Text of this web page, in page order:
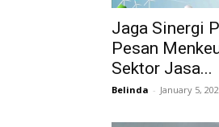
Jaga Sinergi
Pesan
Sektor Jasa...
Belinda - January 5,